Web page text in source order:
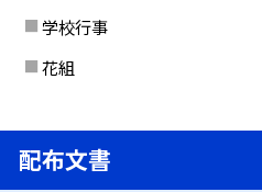
学校行事
花組
配布文書